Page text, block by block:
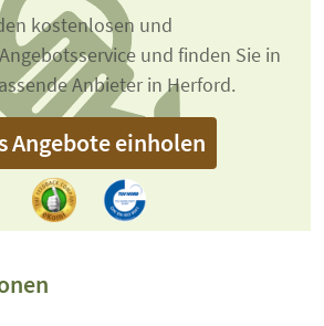
kostenlosen und
und finden Sie in
Anbieter in Herford.
Angebote einholen